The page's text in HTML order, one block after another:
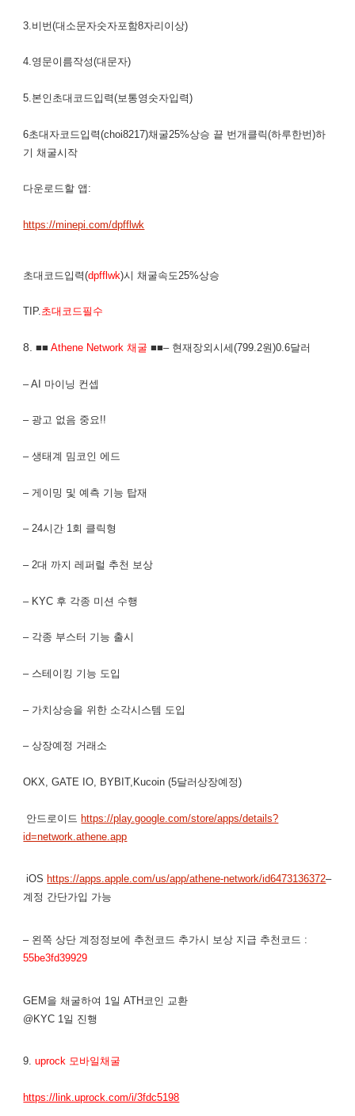
3.비번(대소문자숫자포함8자리이상)
4.영문이름작성(대문자)
5.본인초대코드입력(보통영숫자입력)
6초대자코드입력(choi8217)채굴25%상승 끝 번개클릭(하루한번)하
기 채굴시작
다운로드할 앱:
https://minepi.com/dpfflwk
초대코드입력(dpfflwk)시 채굴속도25%상승
TIP.초대코드필수
8.■■Athene Network 채굴 ■■– 현재장외시세(799.2원)0.6달러
– AI 마이닝 컨셉
– 광고 없음 중요!!
– 생태계 밈코인 에드
– 게이밍 및 예측 기능 탑재
– 24시간 1회 클릭형
– 2대 까지 레퍼럴 추천 보상
– KYC 후 각종 미션 수행
– 각종 부스터 기능 출시
– 스테이킹 기능 도입
– 가치상승을 위한 소각시스템 도입
– 상장예정 거래소
OKX, GATE IO, BYBIT,Kucoin (5달러상장예정)
안드로이드https://play.google.com/store/apps/details?
id=network.athene.app
iOS https://apps.apple.com/us/app/athene-network/id6473136372–
계정 간단가입 가능
– 왼쪽 상단 계정정보에 추천코드 추가시 보상 지급 추천코드 :
55be3fd39929
GEM을 채굴하여 1일 ATH코인 교환
@KYC 1일 진행
9.uprock 모바일채굴
https://link.uprock.com/i/3fdc5198